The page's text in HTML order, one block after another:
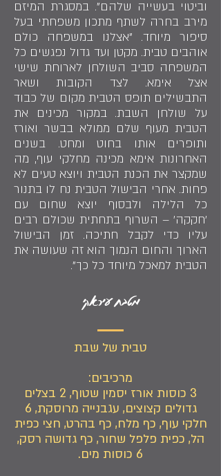
וביטוי בעשייה שלהם". במסגרת המיזם
מירב בחרה לשתף מתכון משפחתי בעל
סיפור מיוחד. "אצלנו במשפחה כולם
אוהבים טבית. מקטן ועד גדול נפגשים כל
המשפחה סביב השולחן לארוחת שישי
אצל אימא. לצד הקובות ושאר
התבשילים תופס הטבית מקום של כבוד
על שולחן השבת. במקור מכינים את
הטבית מעוף שלם ממולא בבשר ואורז
ותופרים אותו בחוט ומחט. בשנים
האחרונות אימא מכינה מחלקי עוף, מה
שמקצר את הכנת הטבית ויוצא טעים לא
פחות. אחרי הבישול הטבית נח לו בתנור
כל הלילה ולבסוף יוצא שחום עם
'חקקה' – השרוף בתחתית שכולם רבים
עליו כדי לקבל חתיכה. זמן הבישול
הארוך והחום הנמוך הוא זה שעושה את
הטבית למאכל מיוחד כל כך".
מטבח עיראקי
טבית של שבת
מרכיבים:
3 כוסות אורז יסמין שטוף, 2 בצלים
גדולים קצוצים, עגבנייה מרוסקת, 6
חלקי עוף, כף מלח, כף בהרט, חצי כפית
הל, כפית פלפל שחור, כף גדושה רסק,
6 כוסות מים.